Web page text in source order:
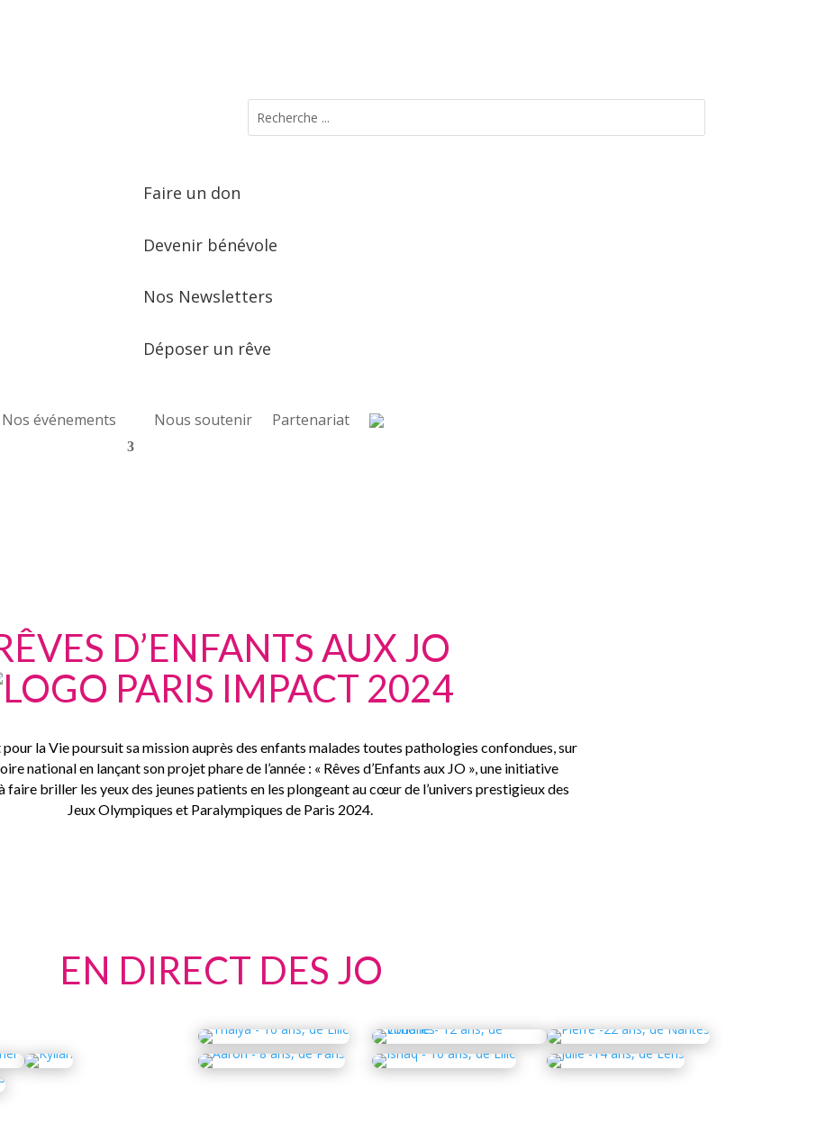
Faire un don
Devenir bénévole
Nos Newsletters
Déposer un rêve
Nos événements Nous soutenir Partenariat
D’ENFANTS AUX JO
la Vie poursuit sa mission auprès des enfants malades toutes pathologies confondues, sur
national en lançant son projet phare de l’année : « Rêves d’Enfants aux JO », une initiative
faire briller les yeux des jeunes patients en les plongeant au cœur de l’univers prestigieux des
Jeux Olympiques et Paralympiques de Paris 2024.
EN DIRECT DES JO